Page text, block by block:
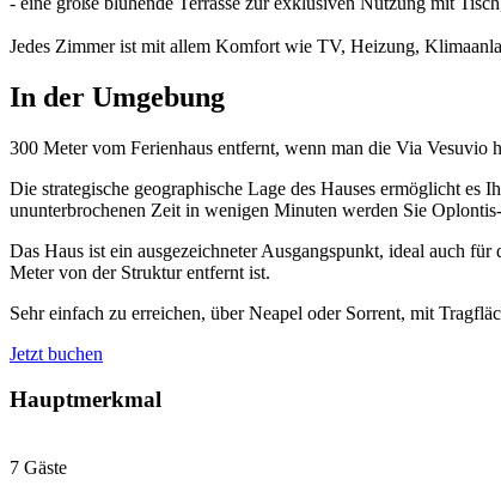
Jedes Zimmer ist mit allem Komfort wie TV, Heizung,
In der Umgebung
300 Meter vom Ferienhaus entfernt, wenn man die Via
Die strategische geographische Lage des Hauses ermöglicht
ununterbrochenen Zeit in wenigen Minuten werden Sie
Das Haus ist ein ausgezeichneter Ausgangspunkt, ideal auch
Meter von der Struktur entfernt ist.
Sehr einfach zu erreichen, über Neapel oder Sorrent, mit
Jetzt buchen
Hauptmerkmal
7 Gäste